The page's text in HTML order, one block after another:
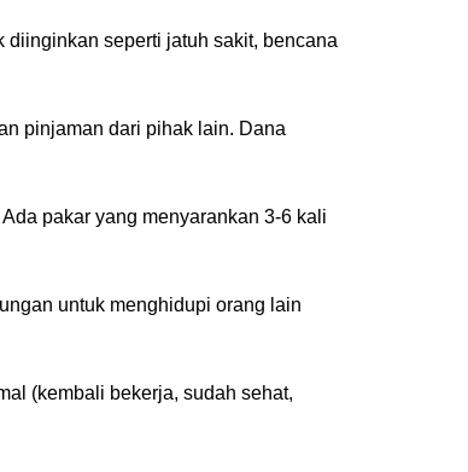
seperti jatuh sakit, bencana
pinjaman dari pihak lain. Dana
pakar yang menyarankan 3-6 kali
untuk menghidupi orang lain
(kembali bekerja, sudah sehat,